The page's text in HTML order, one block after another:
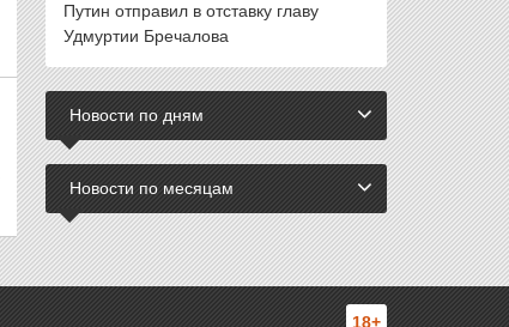
Путин отправил в отставку главу
Удмуртии Бречалова
Новости по дням
Новости по месяцам
18+